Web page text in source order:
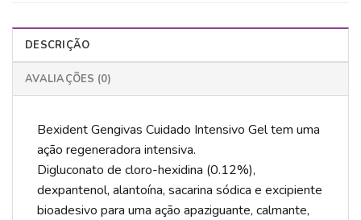
DESCRIÇÃO
AVALIAÇÕES (0)
Bexident Gengivas Cuidado Intensivo Gel tem uma
ação regeneradora intensiva.
Digluconato de cloro-hexidina (0.12%),
dexpantenol, alantoína, sacarina sódica e excipiente
bioadesivo para uma ação apaziguante, calmante,